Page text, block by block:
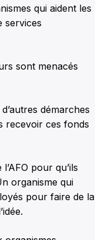
qui aident les
services
sont menacés
démarches
recevoir ces fonds
pour qu’ils
organisme qui
pour faire de la